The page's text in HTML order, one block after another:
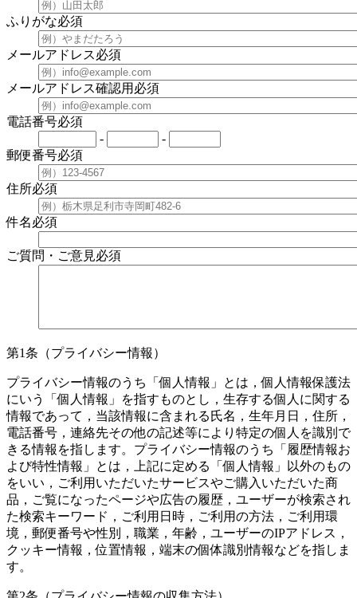
ふりがな必須
メールアドレス必須
メールアドレス確認用 必須
電話番号必須
-
-
郵便番号必須
住所必須
件名必須
ご質問・ご意見必須
第1条（プライバシー情報）
プライバシー情報のうち「個人情報」とは，個人情報保護法
にいう「個人情報」を指すものとし，生存する個人に関する
情報であって，当該情報に含まれる氏名，生年月日，住所，
電話番号，連絡先その他の記述等により特定の個人を識別で
きる情報を指します。プライバシー情報のうち「履歴情報お
よび特性情報」とは，上記に定める「個人情報」以外のもの
をいい，ご利用いただいたサービスやご購入いただいた商
品，ご覧になったページや広告の履歴，ユーザーが検索され
た検索キーワード，ご利用日時，ご利用の方法，ご利用環
境，郵便番号や性別，職業，年齢，ユーザーのIPアドレス，
クッキー情報，位置情報，端末の個体識別情報などを指しま
す。